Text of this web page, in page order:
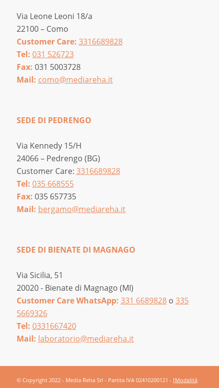
Via Leone Leoni 18/a
22100 – Como
Customer Care: 3316689828
Tel: 031 526723
Fax: 031 5003728
Mail: como@mediareha.it
SEDE DI PEDRENGO
Via Kennedy 15/H
24066 – Pedrengo (BG)
Customer Care: 3316689828
Tel: 035 668555
Fax: 035 657735
Mail: bergamo@mediareha.it
SEDE DI BIENATE DI MAGNAGO
Via Sicilia, 51
20020 - Bienate di Magnago (MI)
Customer Care WhatsApp: 331 6689828o 335
5669326
Tel: 0331667420
Mail: laboratorio@mediareha.it
© Copyright 2022 - Media Reha Srl - Partita IVA 02410200121 - [Modalità